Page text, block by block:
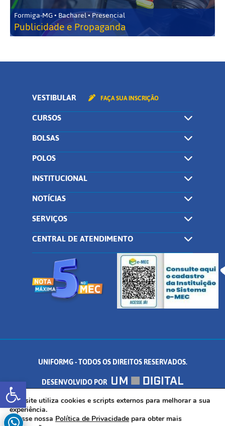
Abrir a barra de ferramentas
Formiga-MG • Bacharel • Presencial
Publicidade e Propaganda
VESTIBULAR FAÇA SUA INSCRIÇÃO
CURSOS
BOLSAS
POLOS
INSTITUCIONAL
NOTÍCIAS
SERVIÇOS
CENTRAL DE ATENDIMENTO
UNIFORMG - TODOS OS DIREITOS RESERVADOS.
DESENVOLVIDO POR
AV. DR. ARNALDO DE SENNA, 328 - PALMEIRAS, FORMIGA/MG - CEP:
35.574.530
Este site utiliza cookies e scripts externos para melhorar a sua
experiência.
Acesse nossa Política de Privacidade para obter mais